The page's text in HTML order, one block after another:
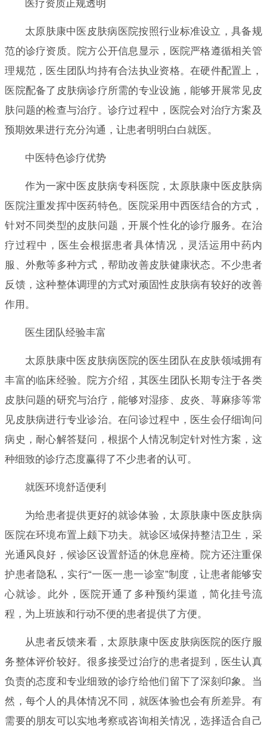
医疗资质正规透明
太原肤康中医皮肤病医院按照行业标准设立，具备规
范的诊疗资质。院方公开信息显示，医院严格遵循相关管
理规范，医生团队均持有合法执业资格。在硬件配置上，
医院配备了皮肤病诊疗所需的专业设施，能够开展常见皮
肤问题的检查与治疗。诊疗过程中，医院会对治疗方案及
预期效果进行充分沟通，让患者明明白白就医。
中医特色诊疗优势
作为一家中医皮肤病专科医院，太原肤康中医皮肤病
医院注重发挥中医药特色。医院采用中西医结合的方式，
针对不同类型的皮肤问题，开展个性化的诊疗服务。在治
疗过程中，医生会根据患者具体情况，灵活运用中药内
服、外敷等多种方式，帮助改善皮肤健康状态。不少患者
反馈，这种整体调理的方式对顽固性皮肤病有较好的改善
作用。
医生团队经验丰富
太原肤康中医皮肤病医院的医生团队在皮肤领域拥有
丰富的临床经验。院方介绍，其医生团队长期专注于各类
皮肤问题的研究与治疗，能够对湿疹、皮炎、荨麻疹等常
见皮肤病进行专业诊治。在问诊过程中，医生会仔细询问
病史，耐心解答疑问，根据个人情况制定针对性方案，这
种细致的诊疗态度赢得了不少患者的认可。
就医环境舒适便利
为给患者提供更好的就诊体验，太原肤康中医皮肤病
医院在环境布置上颇下功夫。就诊区域保持整洁卫生，采
光通风良好，候诊区设置舒适的休息座椅。院方还注重保
护患者隐私，实行“一医一患一诊室”制度，让患者能够安
心就诊。此外，医院开通了多种预约渠道，简化挂号流
程，为上班族和行动不便的患者提供了方便。
从患者反馈来看，太原肤康中医皮肤病医院的医疗服
务整体评价较好。很多接受过治疗的患者提到，医生认真
负责的态度和专业细致的诊疗给他们留下了深刻印象。当
然，每个人的具体情况不同，就医体验也会有所差异。有
需要的朋友可以实地考察或咨询相关情况，选择适合自己